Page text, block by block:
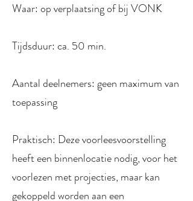
Waar: op verplaatsing of bij VONK
Tijdsduur: ca. 50 min.
Aantal deelnemers: geen maximum van
toepassing
Praktisch: Deze voorleesvoorstelling
heeft een binnenlocatie nodig, voor het
voorlezen met projecties, maar kan
gekoppeld worden aan een